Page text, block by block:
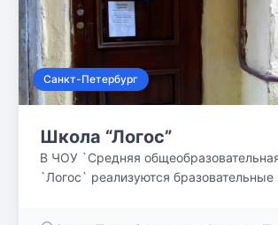
Санкт-Петербург
Школа “Логос”
В ЧОУ `Средняя
`Логос` реализуются